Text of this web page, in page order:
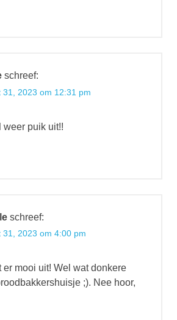
schreef:
31, 2023 om 12:31 pm
weer puik uit!!
schreef:
31, 2023 om 4:00 pm
er mooi uit! Wel wat donkere
;). Nee hoor,